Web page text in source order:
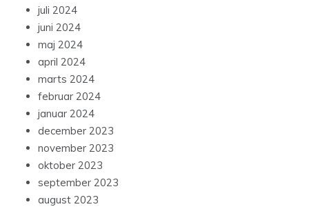
juli 2024
juni 2024
maj 2024
april 2024
marts 2024
februar 2024
januar 2024
december 2023
november 2023
oktober 2023
september 2023
august 2023